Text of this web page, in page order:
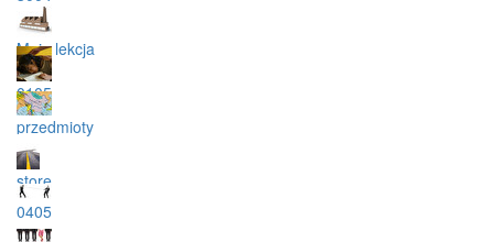
Moja lekcja
0105
przedmioty
store
0405